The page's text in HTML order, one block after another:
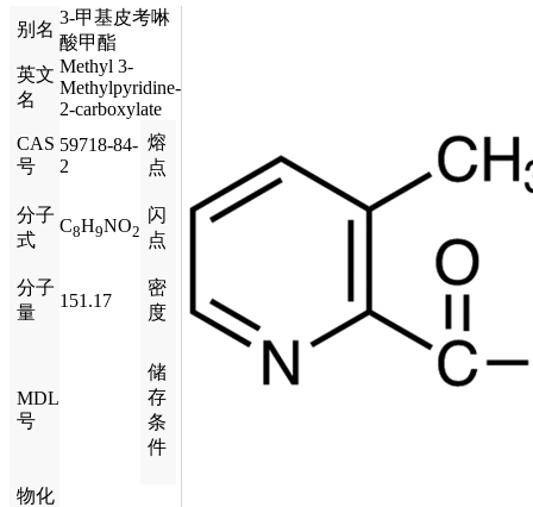
别名
3-甲基皮考啉
酸甲酯
英文
名
Methyl 3-
Methylpyridine-
2-carboxylate
CAS
号
59718-84-
2
熔
点
分子
式
C8H9NO2
闪
点
分子
量
151.17
密
度
MDL
号
储
存
条
件
物化